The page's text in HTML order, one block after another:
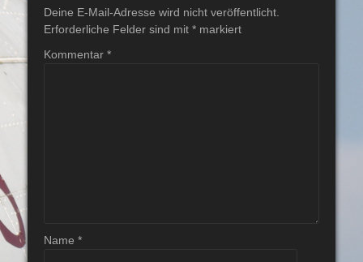
Deine E-Mail-Adresse wird nicht veröffentlicht.
Erforderliche Felder sind mit * markiert
Kommentar *
Name *